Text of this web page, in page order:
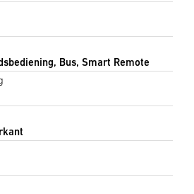
Bus, Smart Remote